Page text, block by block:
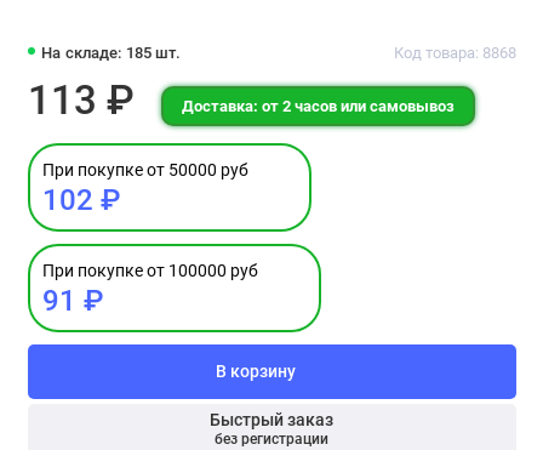
На складе: 185 шт. Код товара: 8868
113 ₽ Доставка: от 2 часов или самовывоз
При покупке от 50000 руб
102 ₽
При покупке от 100000 руб
91 ₽
В корзину
Быстрый заказ
без регистрации